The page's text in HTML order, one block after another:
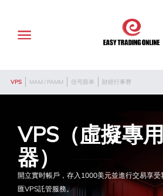
VPS MAM / PAMM 信号跟单 財經行事曆
VPS（虛擬專
器）
開立實时帳戶，存入1000美元並進行交易享受
匯VPS託管服務。